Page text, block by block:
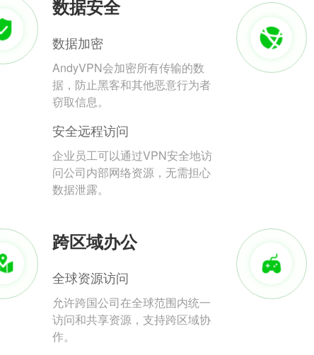
数据安全
数据加密
AndyVPN会加密所有传输的数
据，防止黑客和其他恶意行为者
窃取信息。
安全远程访问
企业员工可以通过VPN安全地访
问公司内部网络资源，无需担心
数据泄露。
跨区域办公
全球资源访问
允许跨国公司在全球范围内统一
访问和共享资源，支持跨区域协
作。